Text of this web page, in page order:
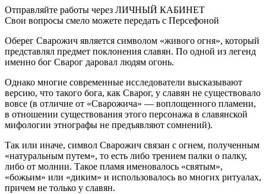
Отправляйте работы через ЛИЧНЫЙ КАБИНЕТ
Свои вопросы смело можете передать с Персефоной
Оберег Сварожич является символом «живого огня», который
представлял предмет поклонения славян. По одной из легенд
именно бог Сварог даровал людям огонь.
Однако многие современные исследователи высказывают
версию, что такого бога, как Сварог, у славян не существовало
вовсе (в отличие от «Сварожича» — воплощенного пламени,
в отношении существования этого персонажа в славянской
мифологии этнографы не предъявляют сомнений).
Так или иначе, символ Сварожич связан с огнем, полученным
«натуральным путем», то есть либо трением палки о палку,
либо от молнии. Такое пламя именовалось «святым»,
«божьим» или «диким» и использовалось во многих ритуалах,
причем не только у славян.